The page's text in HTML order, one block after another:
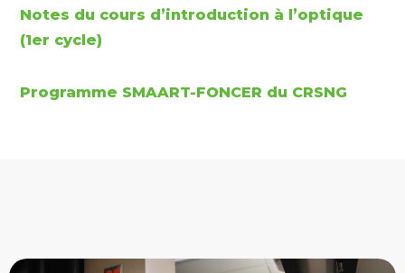
Notes du cours d’introduction à l’optique
(1er cycle)
Programme SMAART-FONCER du CRSNG